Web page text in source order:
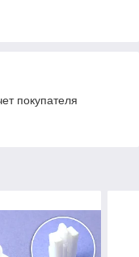
покупателя